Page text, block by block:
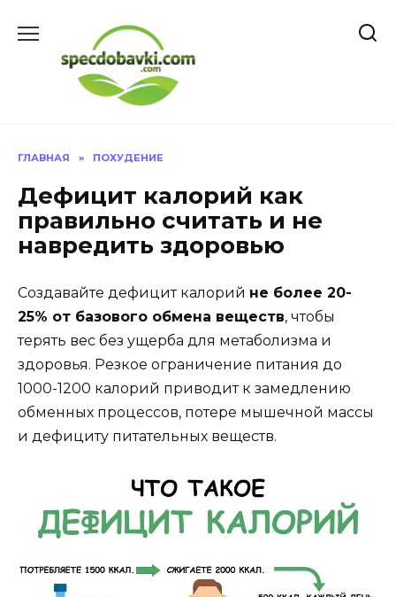
содержанию
ГЛАВНАЯ » ПОХУДЕНИЕ
Дефицит калорий как
правильно считать и не
навредить здоровью
Создавайте дефицит калорий не более 20-
25% от базового обмена веществ, чтобы
терять вес без ущерба для метаболизма и
здоровья. Резкое ограничение питания до
1000-1200 калорий приводит к замедлению
обменных процессов, потере мышечной массы
и дефициту питательных веществ.